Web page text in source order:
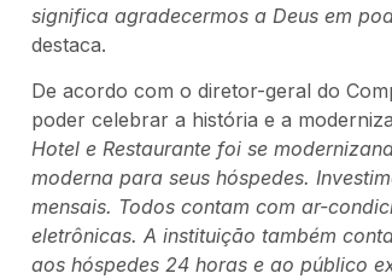
significa agradecermos a Deus em
destaca.
De acordo com o diretor-geral do
poder celebrar a história e a
Hotel e Restaurante foi se
moderna para seus hóspedes.
mensais. Todos contam com ar-
eletrônicas. A instituição também
aos hóspedes 24 horas e ao público